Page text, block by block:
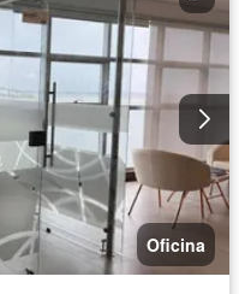
Oficina